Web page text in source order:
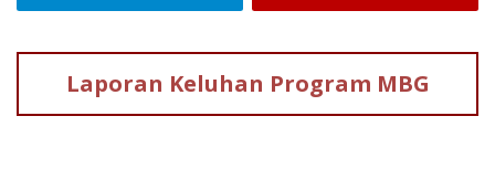
Laporan Keluhan Program MBG